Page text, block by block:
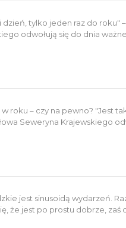
dzień, tylko jeden raz do roku"
odwołują się do dnia
w roku – czy na pewno? "Jest
Seweryna Krajewskiego
jest sinusoidą wydarzeń.
że jest po prostu dobrze, zaś